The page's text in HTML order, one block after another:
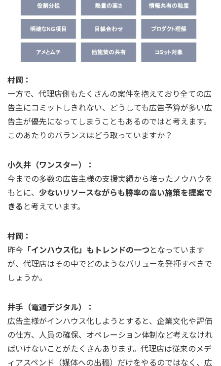
村岡：
一方で、代理店側もたくさんの案件を抱えており全ての広
告主にコミットしきれない、どうしても広告予算が多い広
告主が優先になってしまうこともあるのではと考えます。
このあたりのバランスはどう取っていますか？
小久井（ワンスター）：
今までの多数の広告主様の支援実績から培ったノウハウを
もとに、 少ないリソースながらも勝率の高い施策を提案で
きる と考えています。
村岡：
昨今 「インハウス化」もトレンドの一つとなっています
が、代理店はその中でどのようなバリューを発揮すべきで
しょうか。
井手（電通デジタル）：
広告主様がインハウス化しようとすると、企業文化や評価
の仕方、人員の確保、オペレーション体制など考えなけれ
ばいけないことがたくさんあります。代理店は従来のメデ
ィアスペンド（媒体への出稿）だけをやるのではなく、広